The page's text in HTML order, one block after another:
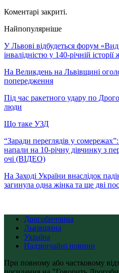
Коментарі закриті.
Найпопулярніше
У Львові відбудеться форум
інвалідністю у 140-річній
На Великдень на Львівщині
попередження
Під час ракетного удару по
люди
Що таке УЗД
“Заради переглядів у
напали на 10-річну дівчинку з
очі (ВІДЕО)
На Заході України внаслідок
загинула одна жінка та ще дві
Дрогобиччина
Львівщина
Україна
Надзвичайні новини
При повному або частковому